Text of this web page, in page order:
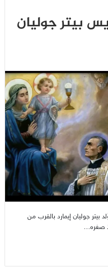
بيتر جوليان
بيتر جوليان إيمارد بالقرب من